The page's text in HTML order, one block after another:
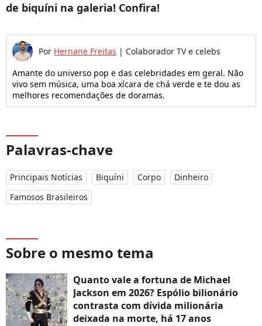
de biquíni na galeria! Confira!
Por Hernane Freitas | Colaborador TV e celebs
Amante do universo pop e das celebridades em geral. Não
vivo sem música, uma boa xícara de chá verde e te dou as
melhores recomendações de doramas.
Palavras-chave
Principais Notícias Biquíni Corpo
Dinheiro
Famosos Brasileiros
Sobre o mesmo tema
Quanto vale a fortuna de Michael
Jackson em 2026? Espólio bilionário
contrasta com dívida milionária
deixada na morte, há 17 anos